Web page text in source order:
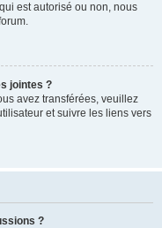
est autorisé ou non, nous
jointes ?
avez transférées, veuillez
et suivre les liens vers
?